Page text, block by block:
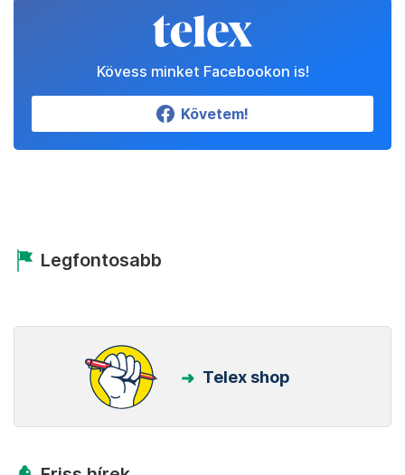
Kövess minket Facebookon is!
Követem!
Legfontosabb
Telex shop